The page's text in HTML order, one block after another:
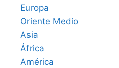
Europa
Oriente Medio
Asia
África
América